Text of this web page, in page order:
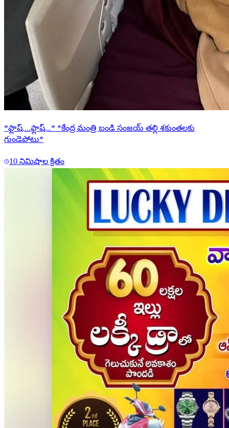
*ఫ్లాష్....ఫ్లాష్...* *కేంద్ర మంత్రి బండి సంజయ్ తల్లి శకుంతలకు
గుండెపోటు*
10 నిమిషాల క్రితం